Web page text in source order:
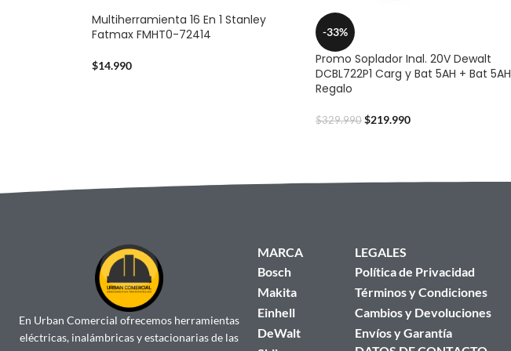
Multiherramienta 16 En 1 Stanley
Fatmax FMHT0-72414
$14.990
-33%
Promo Soplador Inal. 20V Dewalt
DCBL722P1 Carg y Bat 5AH + Bat 5AH
Regalo
$329.990 $219.990
En Urban Comercial ofrecemos herramientas
eléctricas, inalámbricas y estacionarias de las
MARCA
Bosch
Makita
Einhell
DeWalt
LEGALES
Política de Privacidad
Términos y Condiciones
Cambios y Devoluciones
Envíos y Garantía